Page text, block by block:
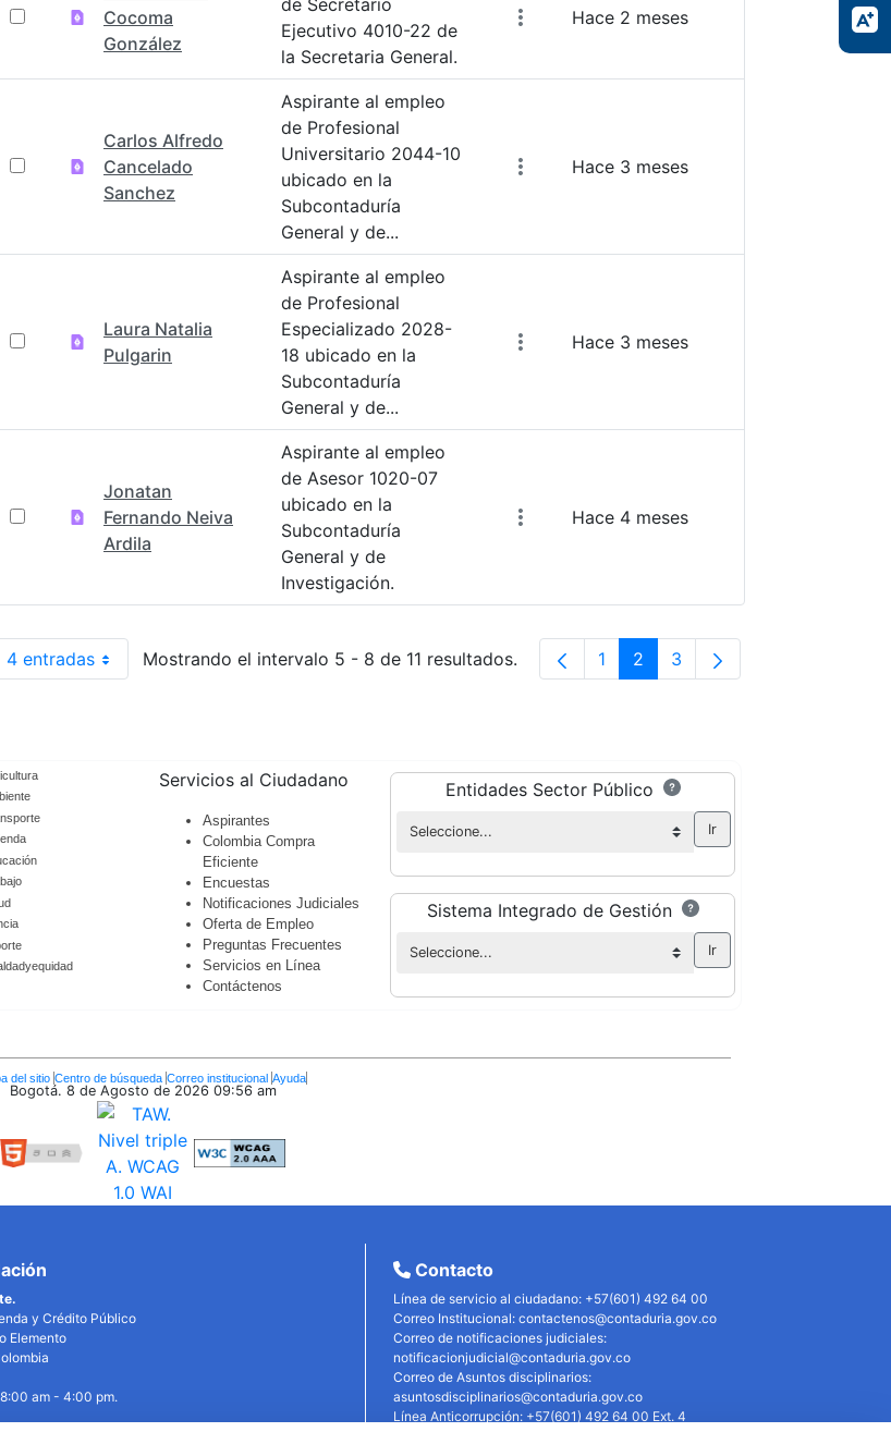
Cocoma
González
de Secretario
Ejecutivo 4010-22 de
la Secretaria General.
Hace 2 meses
Carlos Alfredo
Cancelado
Sanchez
Aspirante al empleo
de Profesional
Universitario 2044-10
ubicado en la
Subcontaduría
General y de...
Hace 3 meses
Laura Natalia
Pulgarin
Aspirante al empleo
de Profesional
Especializado 2028-
18 ubicado en la
Subcontaduría
General y de...
Hace 3 meses
Jonatan
Fernando Neiva
Ardila
Aspirante al empleo
de Asesor 1020-07
ubicado en la
Subcontaduría
General y de
Investigación.
Hace 4 meses
4 entradasPor páginaMostrando el intervalo 5 - 8 de 11 resultados. Página
1 Página
2 Página
3
Servicios al Ciudadano
Aspirantes
Colombia Compra
Eficiente
Encuestas
Notificaciones Judiciales
Oferta de Empleo
Preguntas Frecuentes
Servicios en Línea
Contáctenos
Entidades Sector Público
Sistema Integrado de Gestión
del sitio Centro de búsqueda Correo institucional Ayuda
Bogotá. 8 de Agosto de 2026 09:56 am
y Crédito Público
Elemento
am - 4:00 pm.
Contacto
Línea de servicio al ciudadano: +57(601) 492 64 00
Correo Institucional: contactenos@contaduria.gov.co
Correo de notificaciones judiciales:
notificacionjudicial@contaduria.gov.co
Correo de Asuntos disciplinarios:
asuntosdisciplinarios@contaduria.gov.co
Línea Anticorrupción: +57(601) 492 64 00 Ext. 4